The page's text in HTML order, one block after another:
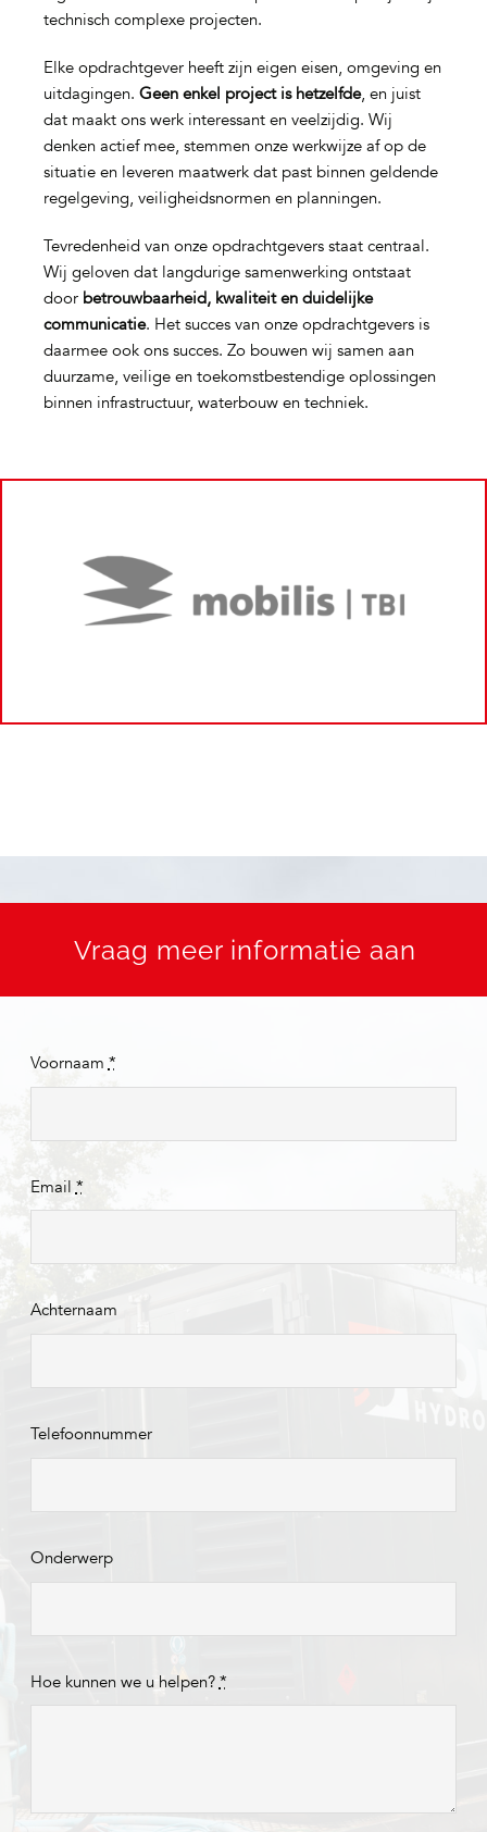
technisch complexe projecten.
Elke opdrachtgever heeft zijn eigen eisen, omgeving en
uitdagingen. Geen enkel project is hetzelfde, en juist
dat maakt ons werk interessant en veelzijdig. Wij
denken actief mee, stemmen onze werkwijze af op de
situatie en leveren maatwerk dat past binnen geldende
regelgeving, veiligheidsnormen en planningen.
Tevredenheid van onze opdrachtgevers staat centraal.
Wij geloven dat langdurige samenwerking ontstaat
door betrouwbaarheid, kwaliteit en duidelijke
communicatie. Het succes van onze opdrachtgevers is
daarmee ook ons succes. Zo bouwen wij samen aan
duurzame, veilige en toekomstbestendige oplossingen
binnen infrastructuur, waterbouw en techniek.
Vraag meer informatie aan
Voornaam *
Email *
Achternaam
Telefoonnummer
Onderwerp
Hoe kunnen we u helpen? *